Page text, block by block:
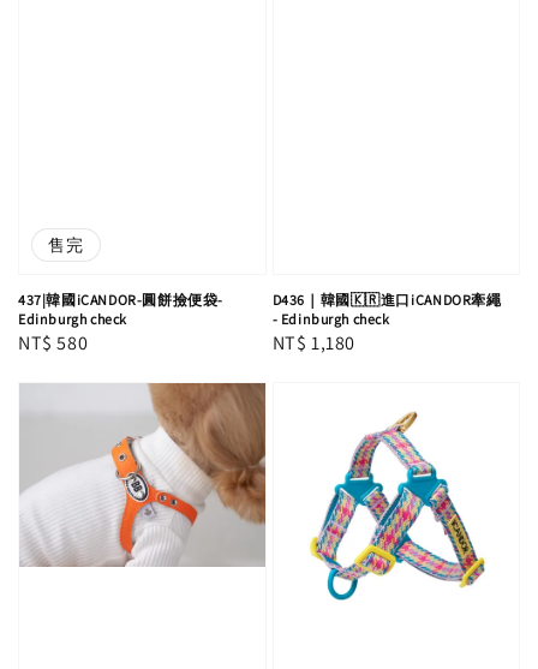
售完
437|韓國iCANDOR-圓餅撿便袋-
Edinburgh check
Regular
NT$ 580
D436｜韓國🇰🇷進口iCANDOR牽繩
- Edinburgh check
Regular
NT$ 1,180